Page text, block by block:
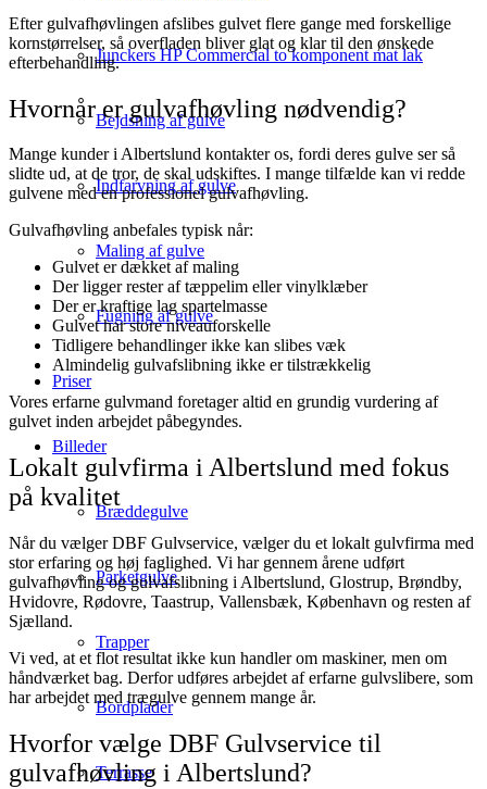
Junckers HP Commercial to komponent mat lak
Bejdsning af gulve
Indfarvning af gulve
Maling af gulve
Fugning af gulve
Priser
Billeder
Bræddegulve
Parketgulve
Trapper
Bordplader
Terrasse
Efter gulvafhøvlingen afslibes gulvet flere gange med forskellige
kornstørrelser, så overfladen bliver glat og klar til den ønskede
efterbehandling.
Hvornår er gulvafhøvling nødvendig?
Mange kunder i Albertslund kontakter os, fordi deres gulve ser så
slidte ud, at de tror, de skal udskiftes. I mange tilfælde kan vi redde
gulvene med en professionel gulvafhøvling.
Gulvafhøvling anbefales typisk når:
Gulvet er dækket af maling
Der ligger rester af tæppelim eller vinylklæber
Der er kraftige lag spartelmasse
Gulvet har store niveauforskelle
Tidligere behandlinger ikke kan slibes væk
Almindelig gulvafslibning ikke er tilstrækkelig
Vores erfarne gulvmand foretager altid en grundig vurdering af
gulvet inden arbejdet påbegyndes.
Lokalt gulvfirma i Albertslund med fokus
på kvalitet
Når du vælger DBF Gulvservice, vælger du et lokalt gulvfirma med
stor erfaring og høj faglighed. Vi har gennem årene udført
gulvafhøvling og gulvafslibning i Albertslund, Glostrup, Brøndby,
Hvidovre, Rødovre, Taastrup, Vallensbæk, København og resten af
Sjælland.
Vi ved, at et flot resultat ikke kun handler om maskiner, men om
håndværket bag. Derfor udføres arbejdet af erfarne gulvslibere, som
har arbejdet med trægulve gennem mange år.
Hvorfor vælge DBF Gulvservice til
gulvafhøvling i Albertslund?